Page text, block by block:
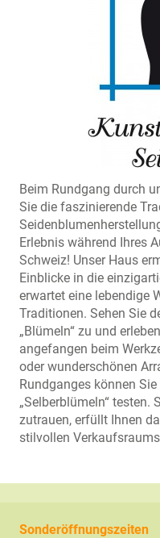
Beim Rundgang durch
Sie die faszinierende
Erlebnis während Ihres
Schweiz! Unser Haus
Einblicke in die
erwartet eine lebendige
Traditionen. Sehen Sie
„Blümeln“ zu und
angefangen beim
oder wunderschönen
Rundganges können
„Selberblümeln“ testen.
zutrauen, erfüllt Ihnen
stilvollen
Sonderöffnungszeiten